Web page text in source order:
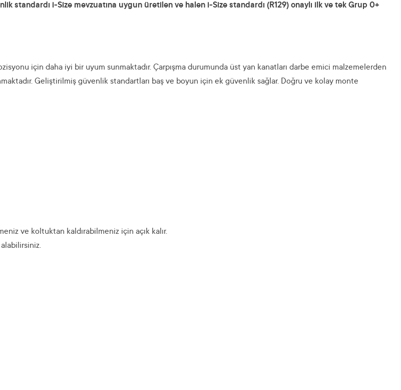
standardı i-Size mevzuatına uygun üretilen ve halen i-Size standardı (R129) onaylı ilk ve tek Grup 0+
için daha iyi bir uyum sunmaktadır. Çarpışma durumunda üst yan kanatları darbe emici malzemelerden
Geliştirilmiş güvenlik standartları baş ve boyun için ek güvenlik sağlar. Doğru ve kolay monte
ve koltuktan kaldırabilmeniz için açık kalır.